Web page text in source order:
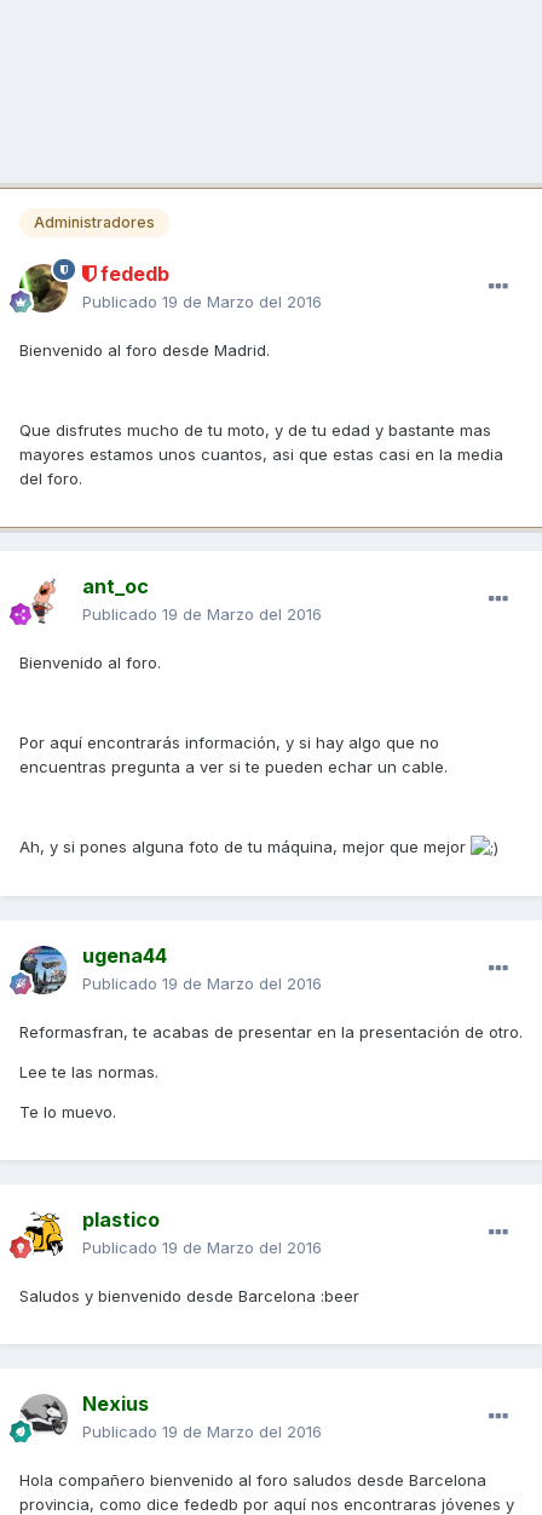
Administradores
fededb
Publicado 19 de Marzo del 2016
Bienvenido al foro desde Madrid.
Que disfrutes mucho de tu moto, y de tu edad y bastante mas
mayores estamos unos cuantos, asi que estas casi en la media
del foro.
ant_oc
Publicado 19 de Marzo del 2016
Bienvenido al foro.
Por aquí encontrarás información, y si hay algo que no
encuentras pregunta a ver si te pueden echar un cable.
Ah, y si pones alguna foto de tu máquina, mejor que mejor
ugena44
Publicado 19 de Marzo del 2016
Reformasfran, te acabas de presentar en la presentación de otro.
Lee te las normas.
Te lo muevo.
plastico
Publicado 19 de Marzo del 2016
Saludos y bienvenido desde Barcelona :beer
Nexius
Publicado 19 de Marzo del 2016
Hola compañero bienvenido al foro saludos desde Barcelona
provincia, como dice fededb por aquí nos encontraras jóvenes y